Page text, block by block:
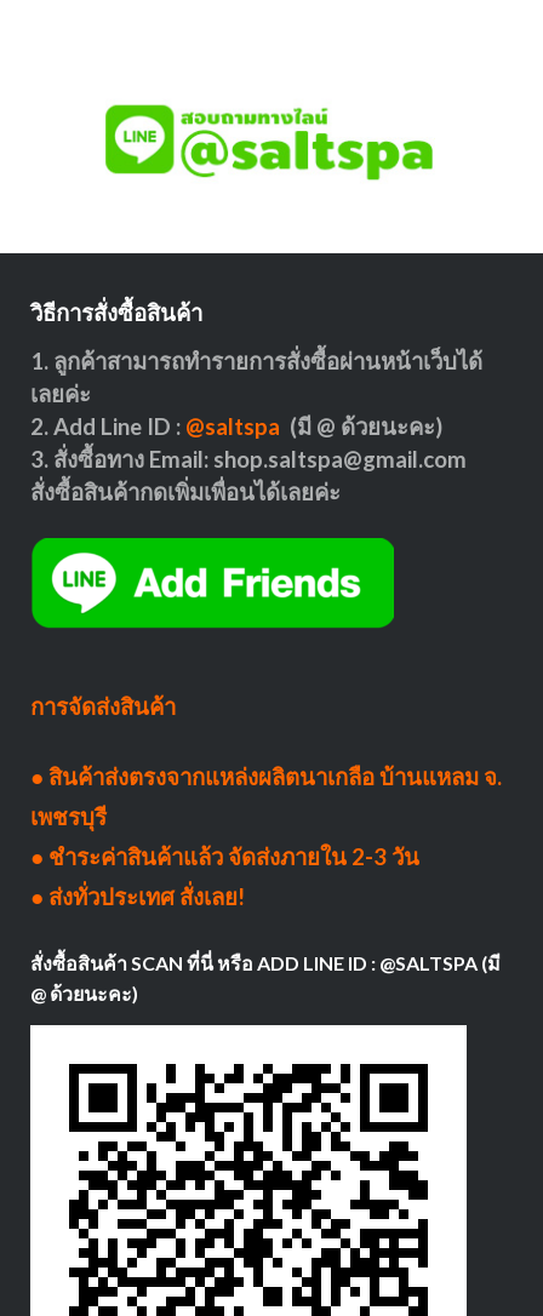
วิธีการสั่งซื้อสินค้า
1. ลูกค้าสามารถทำรายการสั่งซื้อผ่านหน้าเว็บได้
เลยค่ะ
2. Add Line ID : @saltspa (มี @ ด้วยนะคะ)
3. สั่งซื้อทาง Email: shop.saltspa@gmail.com
สั่งซื้อสินค้ากดเพิ่มเพื่อนได้เลยค่ะ
การจัดส่งสินค้า
● สินค้าส่งตรงจากแหล่งผลิตนาเกลือ บ้านแหลม จ.
เพชรบุรี
● ชำระค่าสินค้าแล้ว จัดส่งภายใน 2-3 วัน
● ส่งทั่วประเทศ สั่งเลย!
สั่งซื้อสินค้า SCAN ที่นี่ หรือ ADD LINE ID : @SALTSPA (มี
@ ด้วยนะคะ)